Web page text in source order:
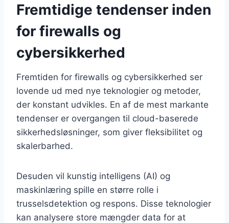
Fremtidige tendenser inden
for firewalls og
cybersikkerhed
Fremtiden for firewalls og cybersikkerhed ser
lovende ud med nye teknologier og metoder,
der konstant udvikles. En af de mest markante
tendenser er overgangen til cloud-baserede
sikkerhedsløsninger, som giver fleksibilitet og
skalerbarhed.
Desuden vil kunstig intelligens (AI) og
maskinlæring spille en større rolle i
trusselsdetektion og respons. Disse teknologier
kan analysere store mængder data for at